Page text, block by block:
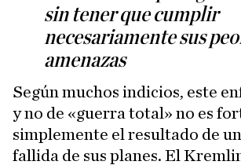
sin tener que cumplir
necesariamente sus
amenazas
Según muchos indicios, este
y no de «guerra total» no es
simplemente el resultado de
fallida de sus planes. El